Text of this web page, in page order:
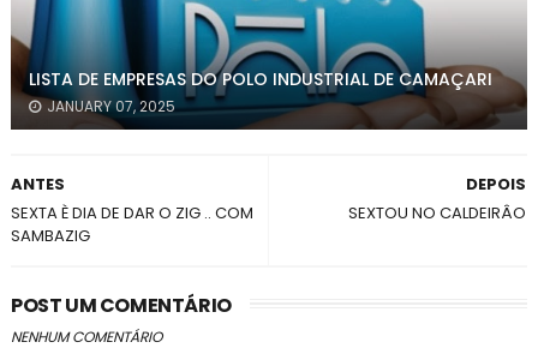
LISTA DE EMPRESAS DO POLO INDUSTRIAL DE CAMAÇARI
JANUARY 07, 2025
DEPOIS
SEXTOU NO CALDEIRÂO
ANTES
SEXTA È DIA DE DAR O ZIG .. COM
SAMBAZIG
POST UM COMENTÁRIO
NENHUM COMENTÁRIO